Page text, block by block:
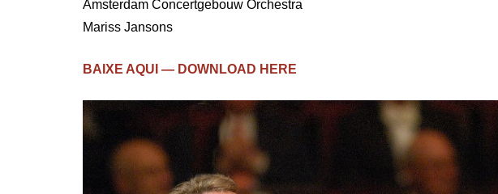
Amsterdam Concertgebouw Orchestra
Mariss Jansons
BAIXE AQUI — DOWNLOAD HERE